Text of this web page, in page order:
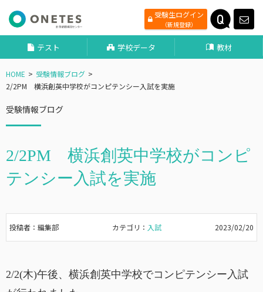
受験生ログイン
（新規登録）
テスト 学校データ 教材
HOME
受験情報ブログ
2/2PM 横浜創英中学校がコンピテンシー入試を実施
受験情報ブログ
2/2PM 横浜創英中学校がコンピ
テンシー入試を実施
投稿者：編集部 カテゴリ： 入試 2023/02/20
2/2(木)午後、横浜創英中学校でコンピテンシー入試